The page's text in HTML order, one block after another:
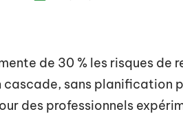
de 30 % les risques de
cascade, sans planification
des professionnels